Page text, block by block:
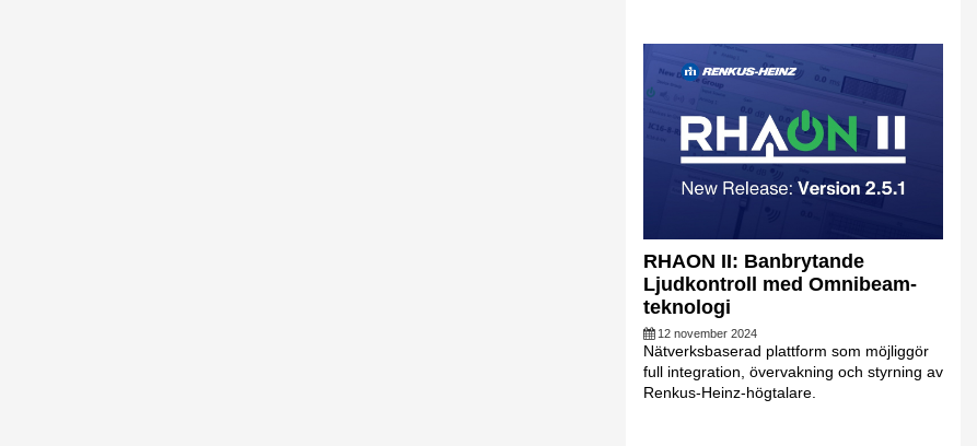
RHAON II: Banbrytande
Ljudkontroll med Omnibeam-
teknologi
12 november 2024
Nätverksbaserad plattform som möjliggör
full integration, övervakning och styrning av
Renkus-Heinz-högtalare.